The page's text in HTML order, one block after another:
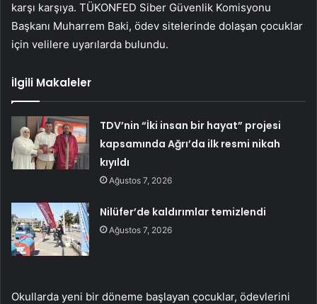
karşı karşıya. TÜKONFED Siber Güvenlik Komisyonu
Başkanı Muharrem Baki, ödev sitelerinde dolaşan çocuklar
için velilere uyarılarda bulundu.
İlgili Makaleler
TDV’nin “İki insan bir hayat” projesi
kapsamında Ağrı’da ilk resmi nikah
kıyıldı
Ağustos 7, 2026
Nilüfer’de kaldırımlar temizlendi
Ağustos 7, 2026
Okullarda yeni bir döneme başlayan çocuklar, ödevlerini